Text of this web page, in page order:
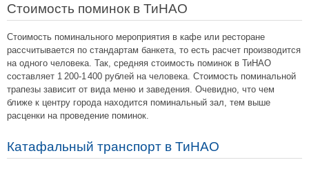
Стоимость поминок в ТиНАО
Стоимость поминального мероприятия в кафе или ресторане
рассчитывается по стандартам банкета, то есть расчет производится
на одного человека. Так, средняя стоимость поминок в ТиНАО
составляет 1 200-1 400 рублей на человека. Стоимость поминальной
трапезы зависит от вида меню и заведения. Очевидно, что чем
ближе к центру города находится поминальный зал, тем выше
расценки на проведение поминок.
Катафальный транспорт в ТиНАО